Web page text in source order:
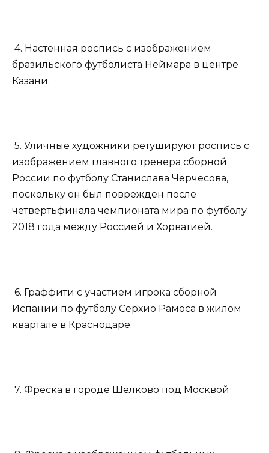
4. Настенная роспись с изображением
бразильского футболиста Неймара в центре
Казани.
5. Уличные художники ретушируют роспись с
изображением главного тренера сборной
России по футболу Станислава Черчесова,
поскольку он был поврежден после
четвертьфинала чемпионата мира по футболу
2018 года между Россией и Хорватией.
6. Граффити с участием игрока сборной
Испании по футболу Серхио Рамоса в жилом
квартале в Краснодаре.
7. Фреска в городе Щелково под Москвой